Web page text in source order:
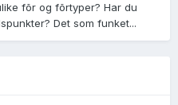
fõr og fõrtyper? Har du
Det som funket...